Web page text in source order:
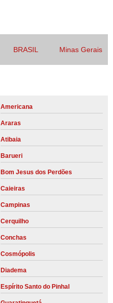
BRASIL Minas Gerais
Americana
Araras
Atibaia
Barueri
Bom Jesus dos Perdões
Caieiras
Campinas
Cerquilho
Conchas
Cosmópolis
Diadema
Espírito Santo do Pinhal